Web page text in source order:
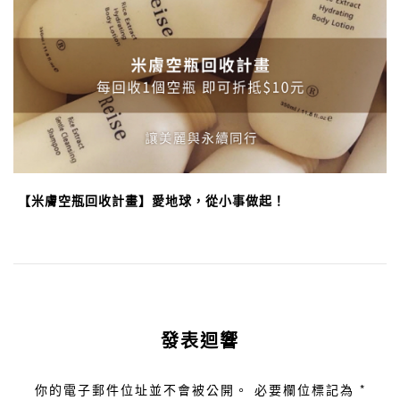
【米膚空瓶回收計畫】愛地球，從小事做起！
發表迴響
你的電子郵件位址並不會被公開。 必要欄位標記為 *